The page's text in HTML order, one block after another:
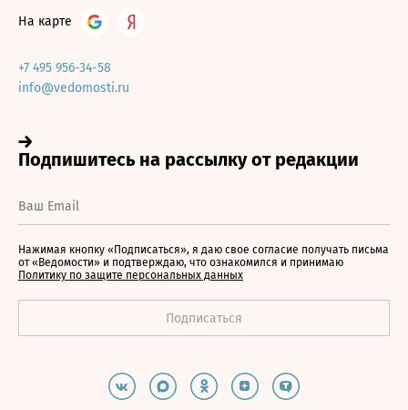
На карте
+7 495 956-34-58
info@vedomosti.ru
Нажимая кнопку «Подписаться», я даю свое согласие получать письма
от «Ведомости» и подтверждаю, что ознакомился и принимаю
Политику по защите персональных данных